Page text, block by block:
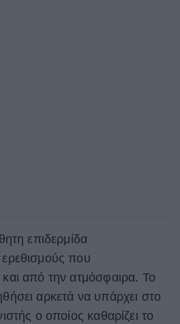
επιδερμίδα
που
από την ατμόσφαιρα. Το
αρκετά να υπάρχει στο
ο οποίος καθαρίζει το